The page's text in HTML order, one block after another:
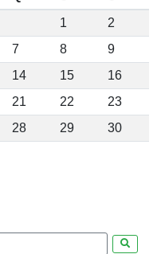
1
2
7 8
9
14 15
16
21 22
23
28 29
30